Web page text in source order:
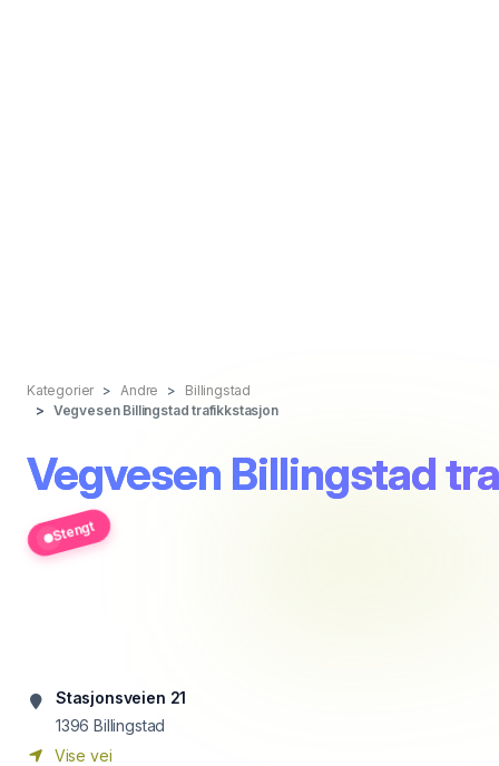
Kategorier Andre
Billingstad
Vegvesen Billingstad trafikkstasjon
Vegvesen Billingstad
Stengt
Stasjonsveien 21
1396 Billingstad
Vise vei